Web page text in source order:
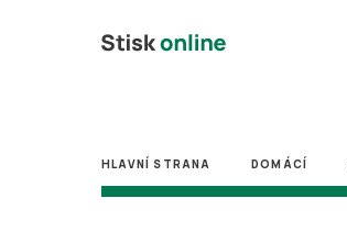
HLAVNÍ STRANA DOMÁCÍ